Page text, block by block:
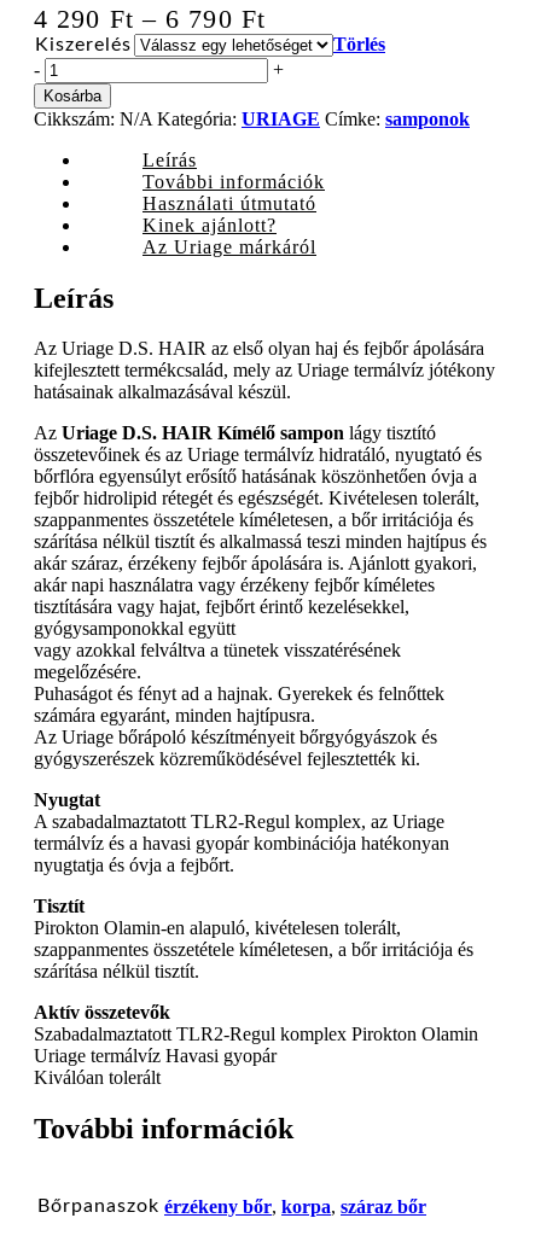
4 290 Ft – 6 790 FtÁrtartomány:
4
290 Ft
6
Kiszerelés
Törlés
Uriage
DS
HAIR
kímélő
sampon,
quantity
- +
Kosárba
Cikkszám: N/A Kategória: URIAGE Címke: samponok
Leírás
További információk
Használati útmutató
Kinek ajánlott?
Az Uriage márkáról
Leírás
Az Uriage D.S. HAIR az első olyan haj és fejbőr ápolására
kifejlesztett termékcsalád, mely az Uriage termálvíz jótékony
hatásainak alkalmazásával készül.
Az Uriage D.S. HAIR Kímélő sampon lágy tisztító
összetevőinek és az Uriage termálvíz hidratáló, nyugtató és
bőrflóra egyensúlyt erősítő hatásának köszönhetően óvja a
fejbőr hidrolipid rétegét és egészségét. Kivételesen tolerált,
szappanmentes összetétele kíméletesen, a bőr irritációja és
szárítása nélkül tisztít és alkalmassá teszi minden hajtípus és
akár száraz, érzékeny fejbőr ápolására is. Ajánlott gyakori,
akár napi használatra vagy érzékeny fejbőr kíméletes
tisztítására vagy hajat, fejbőrt érintő kezelésekkel,
gyógysamponokkal együtt
vagy azokkal felváltva a tünetek visszatérésének
megelőzésére.
Puhaságot és fényt ad a hajnak. Gyerekek és felnőttek
számára egyaránt, minden hajtípusra.
Az Uriage bőrápoló készítményeit bőrgyógyászok és
gyógyszerészek közreműködésével fejlesztették ki.
Nyugtat
A szabadalmaztatott TLR2-Regul komplex, az Uriage
termálvíz és a havasi gyopár kombinációja hatékonyan
nyugtatja és óvja a fejbőrt.
Tisztít
Pirokton Olamin-en alapuló, kivételesen tolerált,
szappanmentes összetétele kíméletesen, a bőr irritációja és
szárítása nélkül tisztít.
Aktív összetevők
Szabadalmaztatott TLR2-Regul komplex Pirokton Olamin
Uriage termálvíz Havasi gyopár
Kiválóan tolerált
További információk
Bőrpanaszok érzékeny bőr, korpa, száraz bőr